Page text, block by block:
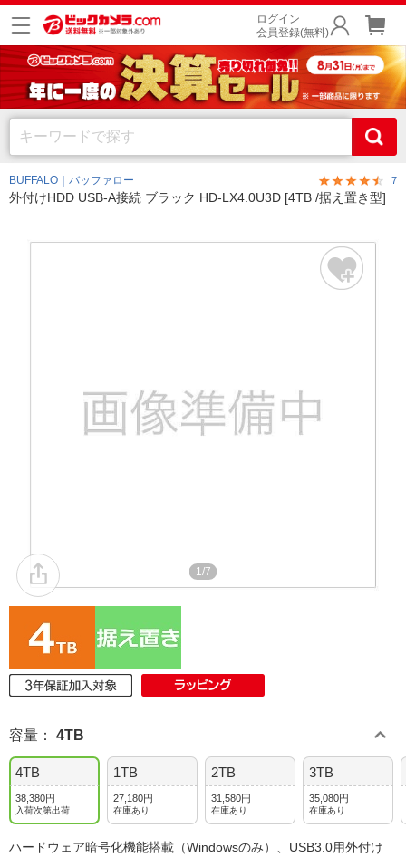
ログイン
会員登録(無料)
BUFFALO｜バッファロー 7
外付けHDD USB-A接続 ブラック HD-LX4.0U3D [4TB /据え置き型]
1/7
容量 ： 4TB
4TB
38,380円
入荷次第出荷
1TB
27,180円
在庫あり
2TB
31,580円
在庫あり
3TB
35,080円
在庫あり
ハードウェア暗号化機能搭載（Windowsのみ）、USB3.0用外付け